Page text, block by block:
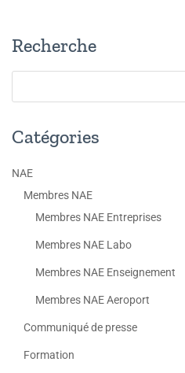
Recherche
Catégories
NAE
Membres NAE
Membres NAE Entreprises
Membres NAE Labo
Membres NAE Enseignement
Membres NAE Aeroport
Communiqué de presse
Formation